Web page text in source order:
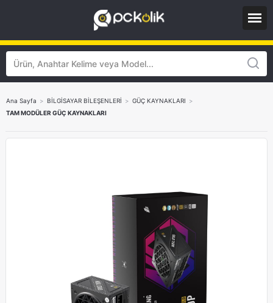
Ana Sayfa > BİLGİSAYAR BİLEŞENLERİ > GÜÇ KAYNAKLARI >
TAM MODÜLER GÜÇ KAYNAKLARI